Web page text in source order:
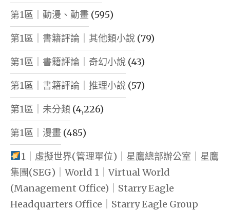
第1區｜動漫、動畫 (595)
第1區｜書籍評論｜其他類小說 (79)
第1區｜書籍評論｜奇幻小說 (43)
第1區｜書籍評論｜推理小說 (57)
第1區｜未分類 (4,226)
第1區｜漫畫 (485)
1｜虛擬世界(管理單位)｜星鷹總部辦公室｜星鷹
集團(SEG)｜World 1｜Virtual World
(Management Office)｜Starry Eagle
Headquarters Office｜Starry Eagle Group